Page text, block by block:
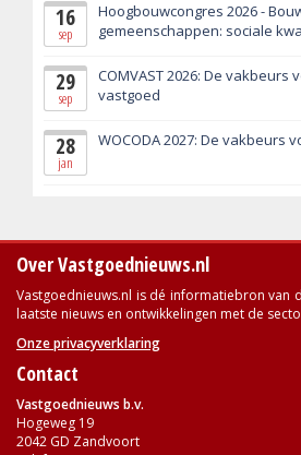
16
sep
Hoogbouwcongres 2026 -
gemeenschappen: sociale
29
sep
COMVAST 2026: De vakbeurs
vastgoed
28
jan
WOCODA 2027: De vakbeurs
Over Vastgoednieuws.nl
Vastgoednieuws.nl is dé informatiebron van
laatste nieuws en ontwikkelingen met de
Onze privacyverklaring
Contact
Vastgoednieuws b.v.
Hogeweg 19
2042 GD Zandvoort